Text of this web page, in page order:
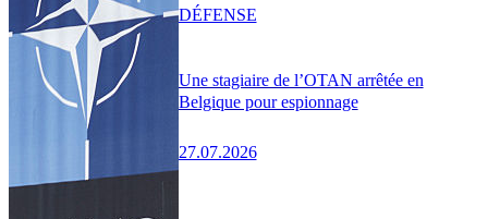
Une stagiaire de l’OTAN arrêtée en
Belgique pour espionnage
27.07.2026
DÉFENSE